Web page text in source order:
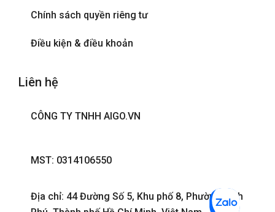
Chính sách quyền riêng tư
Điều kiện & điều khoản
Liên hệ
CÔNG TY TNHH AIGO.VN
MST: 0314106550
Địa chỉ: 44 Đường Số 5, Khu phố 8, Phường Bình